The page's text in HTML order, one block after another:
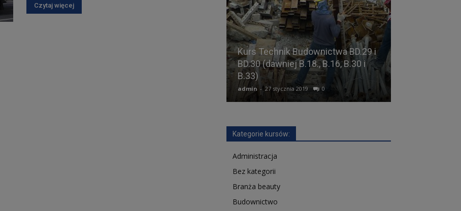
Czytaj więcej
Kurs Technik Budownictwa BD.29 i
BD.30 (dawniej B.18., B.16, B.30 i
B.33)
admin - 27 stycznia 2019 0
Kategorie kursów:
Administracja
Bez kategorii
Branża beauty
Budownictwo